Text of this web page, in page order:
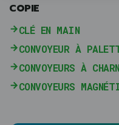
COPIE
CLÉ EN MAIN
CONVOYEUR À
CONVOYEURS À
CONVOYEURS